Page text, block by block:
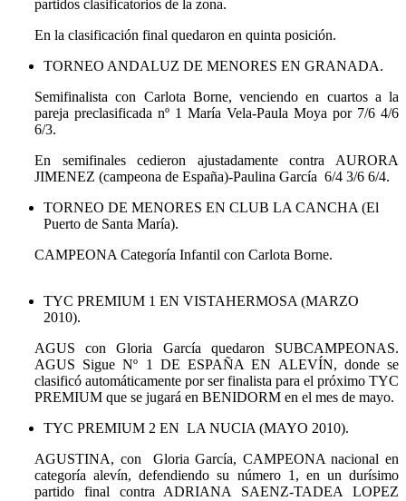
partidos clasificatorios de la zona.
En la clasificación final quedaron en quinta posición.
TORNEO ANDALUZ DE MENORES EN GRANADA.
Semifinalista con Carlota Borne, venciendo en cuartos a la
pareja preclasificada nº 1 María Vela-Paula Moya por 7/6 4/6
6/3.
En semifinales cedieron ajustadamente contra AURORA
JIMENEZ (campeona de España)-Paulina García 6/4 3/6 6/4.
TORNEO DE MENORES EN CLUB LA CANCHA (El
Puerto de Santa María).
CAMPEONA Categoría Infantil con Carlota Borne.
TYC PREMIUM 1 EN VISTAHERMOSA (MARZO
2010).
AGUS con Gloria García quedaron SUBCAMPEONAS.
AGUS Sigue Nº 1 DE ESPAÑA EN ALEVÍN, donde se
clasificó automáticamente por ser finalista para el próximo TYC
PREMIUM que se jugará en BENIDORM en el mes de mayo.
TYC PREMIUM 2 EN LA NUCIA (MAYO 2010).
AGUSTINA, con Gloria García, CAMPEONA nacional en
categoría alevín, defendiendo su número 1, en un durísimo
partido final contra ADRIANA SAENZ-TADEA LOPEZ